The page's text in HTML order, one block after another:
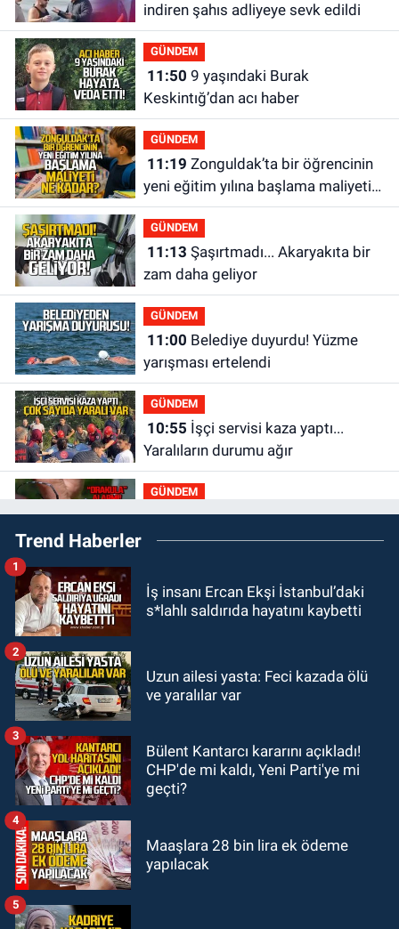
indiren şahıs adliyeye sevk edildi
GÜNDEM
11:50
Keskintığ’dan acı haber
GÜNDEM
11:19
yeni eğitim yılına başlama maliyeti
ne kadar?
GÜNDEM
11:13
zam daha geliyor
GÜNDEM
11:00
yarışması ertelendi
GÜNDEM
10:55
Yaralıların durumu ağır
GÜNDEM
10:06“Drakula” alarmı! Zonguldak,
Bartın ve Düzce tehdit altında
09:52Karabük'te kaza yaptılar: 7
GÜNDEM
09:43 Arkadaşlıklar & Dostluklar
00:40Merve Kır Müftüoğlu
Anadolu’yu karış karış geziyor, yeni
Trend Haberler
İş insanı Ercan Ekşi İstanbul’daki
s*lahlı saldırıda hayatını kaybetti
1
Uzun ailesi yasta: Feci kazada ölü
ve yaralılar var
2
Bülent Kantarcı kararını açıkladı!
CHP'de mi kaldı, Yeni Parti'ye mi
geçti?
3
Maaşlara 28 bin lira ek ödeme
yapılacak
4
5